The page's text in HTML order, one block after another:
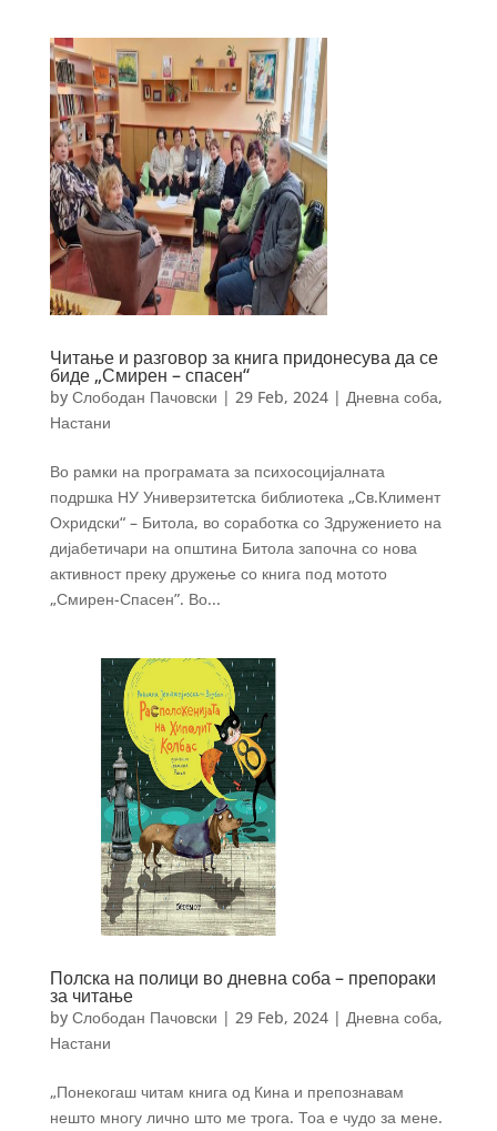
Читање и разговор за книга придонесува да се
биде „Смирен – спасен“
by Слободан Пачовски | 29 Feb, 2024| Дневна соба,
Настани
Во рамки на програмата за психосоцијалната
подршка НУ Универзитетска библиотека „Св.Климент
Охридски“ – Битола, во соработка со Здружението на
дијабетичари на општина Битола започна со нова
активност преку дружење со книга под мотото
„Смирен-Спасен”. Во...
Полска на полици во дневна соба – препораки
за читање
by Слободан Пачовски | 29 Feb, 2024| Дневна соба,
Настани
„Понекогаш читам книга од Кина и препознавам
нешто многу лично што ме трога. Тоа е чудо за мене.